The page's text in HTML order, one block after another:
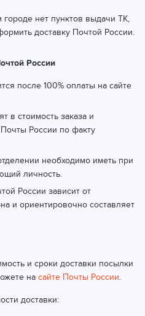
(ТК СДЭК)
66А (ТК СДЭК)
дивизии, 28,
2
13 (ТК СДЭК)
Отрады, 16
нет пунктов выдачи ТК,
доставку Почтой России.
России
после 100% оплаты на сайте
в стоимость заказа и
России по факту
необходимо иметь при
личность.
России зависит от
и ориентировочно составляет
и сроки доставки посылки
на сайте Почты России.
доставки: